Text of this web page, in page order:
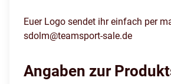
Euer Logo sendet ihr einfach per
sdolm@teamsport-sale.de
Angaben zur